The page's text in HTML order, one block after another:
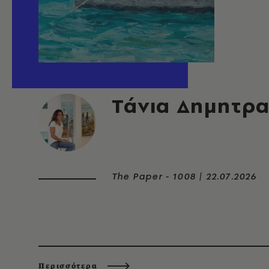
Τάνια
The Paper - 1008 | 22.07.2026
Περισσότερα